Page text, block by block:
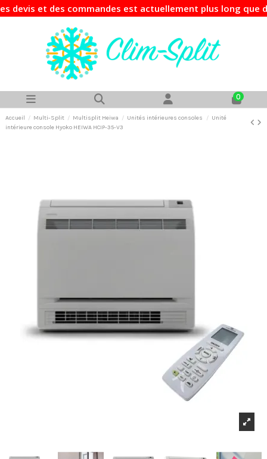
et des commandes est actuellement plus long que
0
Accueil Multi-Split Multisplit Heiwa Unités intérieures consoles
Unité
intérieure console Hyoko HEIWA HCIP-35-V3